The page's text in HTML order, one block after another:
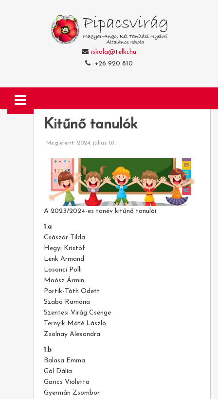
iskola@telki.hu
+26 920 810
Kitűnő tanulók
Megjelent: 2024. július 07.
A 2023/2024-es tanév kitűnő tanulói
1.a
Császár Tilda
Hegyi Kristóf
Lenk Armand
Losonci Polli
Moósz Ármin
Portik-Tóth Odett
Szabó Ramóna
Szentesi Virág Csenge
Ternyik Máté László
Zsolnay Alexandra
1.b
Balasa Emma
Gál Dália
Garics Violetta
Gyermán Zsombor